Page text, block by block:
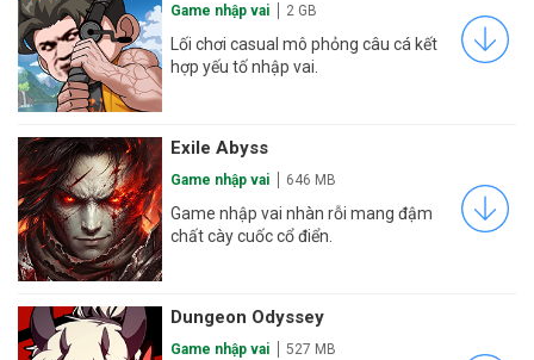
Game nhập vai 2 GB
Lối chơi casual mô phỏng câu cá kết
hợp yếu tố nhập vai.
Exile Abyss
Game nhập vai 646 MB
Game nhập vai nhàn rỗi mang đậm
chất cày cuốc cổ điển.
Dungeon Odyssey
Game nhập vai 527 MB